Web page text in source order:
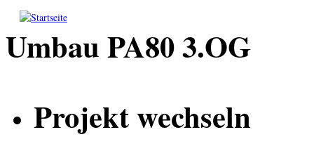
Direkt zum Inhalt
Umbau PA80 3.OG
Projekt wechseln